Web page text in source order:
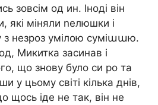
зовсім од ин. Іноді він
які міняли nелюшки і
з незроз умілою суміաաю.
Микитка засинав і
що знову було си ро та
у цьому світі кілька днів,
щось іде не так, він не